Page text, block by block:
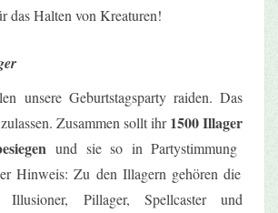
das Halten von Kreaturen!
unsere Geburtstagsparty raiden. Das
Zusammen sollt ihr1500Illager
und sie so inPartystimmung
Hinweis: Zu den Illagern gehören die
Pillager, Spellcaster und